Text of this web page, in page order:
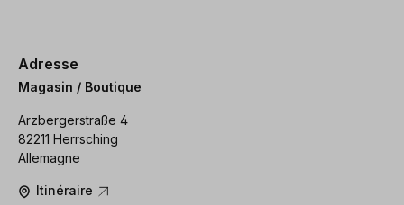
Adresse
Magasin / Boutique
Arzbergerstraße 4
82211 Herrsching
Allemagne
Itinéraire